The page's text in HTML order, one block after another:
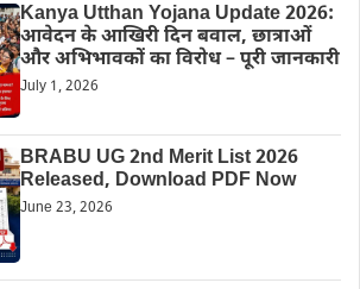
Kanya Utthan Yojana Update 2026:
आवेदन के आखिरी दिन बवाल, छात्राओं
और अभिभावकों का विरोध – पूरी जानकारी
July 1, 2026
BRABU UG 2nd Merit List 2026
Released, Download PDF Now
June 23, 2026